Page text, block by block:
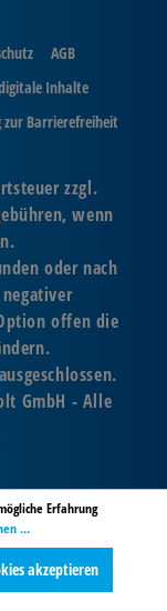
AGB
Inhalte
zur Barrierefreiheit
zzgl.
wenn
oder nach
offen die
GmbH - Alle
Erfahrung
...
akzeptieren